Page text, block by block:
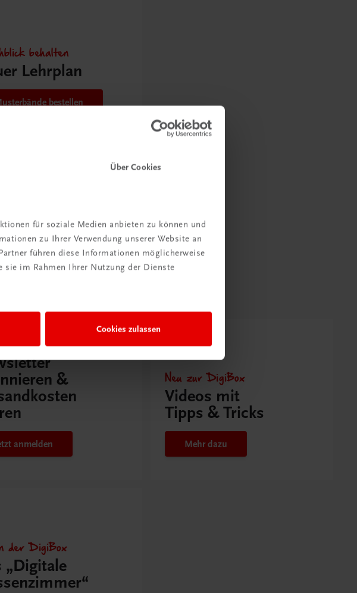
Über Cookies
für soziale Medien anbieten zu können und
zu Ihrer Verwendung unserer Website an
führen diese Informationen möglicherweise
sie im Rahmen Ihrer Nutzung der Dienste
Cookies zulassen
behalten
Lehrplan
bestellen
erhalten
&
anmelden
Neu zur DigiBox
Videos mit
Tipps & Tricks
Mehr dazu
der DigiBox
„Digitale